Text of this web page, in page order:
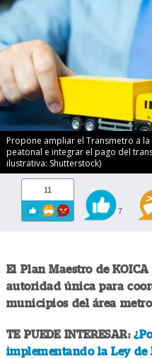
Propone ampliar el Transmetro a
peatonal e integrar el pago del
ilustrativa: Shutterstock)
11
7
El Plan Maestro de
autoridad única para
municipios del área
TE PUEDE INTERESAR:
implementando la Ley